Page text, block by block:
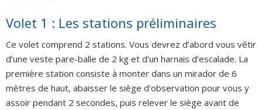
Volet 1 : Les stations préliminaires
Ce volet comprend 2 stations. Vous devrez d’abord vous vêtir
d’une veste pare-balle de 2 kg et d’un harnais d’escalade. La
première station consiste à monter dans un mirador de 6
mètres de haut, abaisser le siège d’observation pour vous y
assoir pendant 2 secondes, puis relever le siège avant de